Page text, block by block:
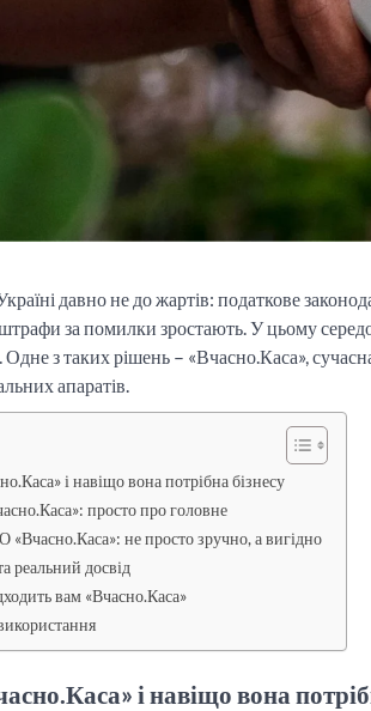
давно не до жартів: податкове
за помилки зростають. У цьому
Одне з таких рішень – «Вчасно.Каса»,
апаратів.
і навіщо вона потрібна бізнесу
просто про головне
не просто зручно, а вигідно
реальний досвід
вам «Вчасно.Каса»
і навіщо вона